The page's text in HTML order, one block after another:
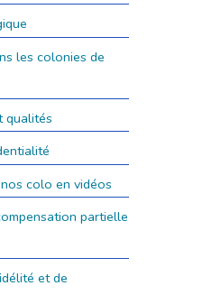
les colonies de
qualités
colo en vidéos
partielle
et de